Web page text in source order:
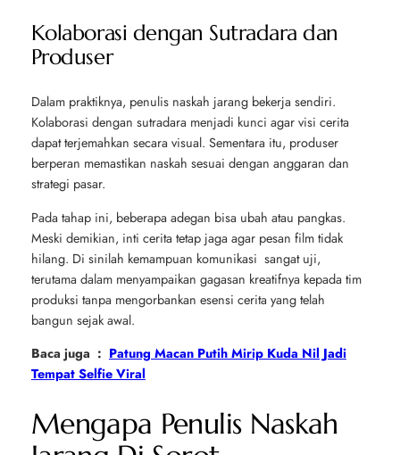
Kolaborasi dengan Sutradara dan
Produser
Dalam praktiknya, penulis naskah jarang bekerja sendiri.
Kolaborasi dengan sutradara menjadi kunci agar visi cerita
dapat terjemahkan secara visual. Sementara itu, produser
berperan memastikan naskah sesuai dengan anggaran dan
strategi pasar.
Pada tahap ini, beberapa adegan bisa ubah atau pangkas.
Meski demikian, inti cerita tetap jaga agar pesan film tidak
hilang. Di sinilah kemampuan komunikasi sangat uji,
terutama dalam menyampaikan gagasan kreatifnya kepada tim
produksi tanpa mengorbankan esensi cerita yang telah
bangun sejak awal.
Baca juga : Patung Macan Putih Mirip Kuda Nil Jadi
Tempat Selfie Viral
Mengapa Penulis Naskah